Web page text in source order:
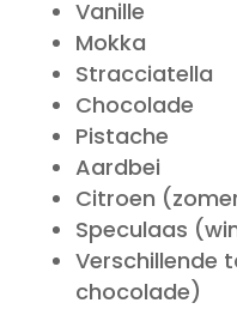
Vanille
Mokka
Stracciatella
Chocolade
Pistache
Aardbei
Citroen
Speculaas
Verschillende
chocolade)